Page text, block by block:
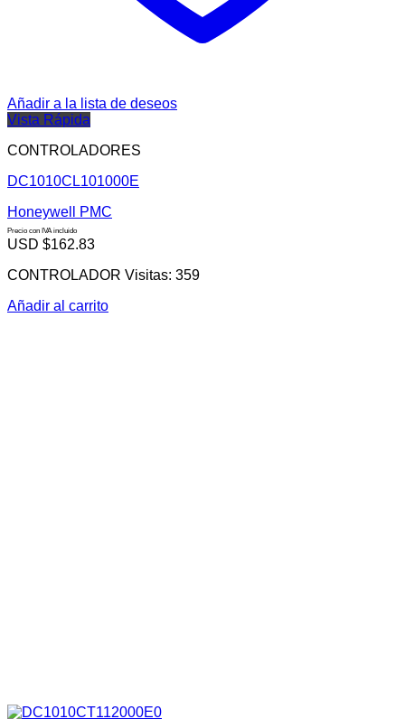
Añadir a la lista de deseos
Vista Rápida
CONTROLADORES
DC1010CL101000E
Honeywell PMC
Precio con IVA incluido
USD $162.83
CONTROLADOR Visitas: 359
Añadir al carrito